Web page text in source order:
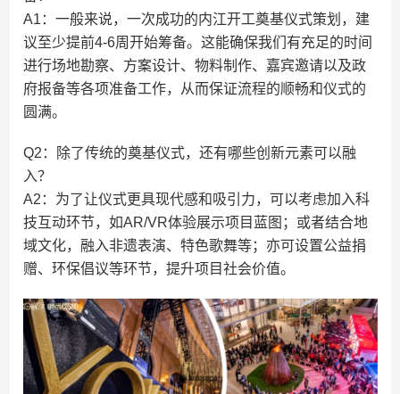
A1：一般来说，一次成功的内江开工奠基仪式策划，建
议至少提前4-6周开始筹备。这能确保我们有充足的时间
进行场地勘察、方案设计、物料制作、嘉宾邀请以及政
府报备等各项准备工作，从而保证流程的顺畅和仪式的
圆满。
Q2：除了传统的奠基仪式，还有哪些创新元素可以融
入？
A2：为了让仪式更具现代感和吸引力，可以考虑加入科
技互动环节，如AR/VR体验展示项目蓝图；或者结合地
域文化，融入非遗表演、特色歌舞等；亦可设置公益捐
赠、环保倡议等环节，提升项目社会价值。